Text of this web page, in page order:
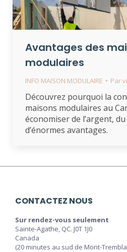
Avantages des
modulaires
INFO MAISON MODULAIRE Par
Découvrez pourquoi la
maisons modulaires au
économiser de l’argent,
d’énormes avantages.
CONTACTEZ NOUS
Sur rendez-vous seulement
Sainte-Agathe, QC. J0T 1J0
Canada
(20 minutes au sud de Mont-